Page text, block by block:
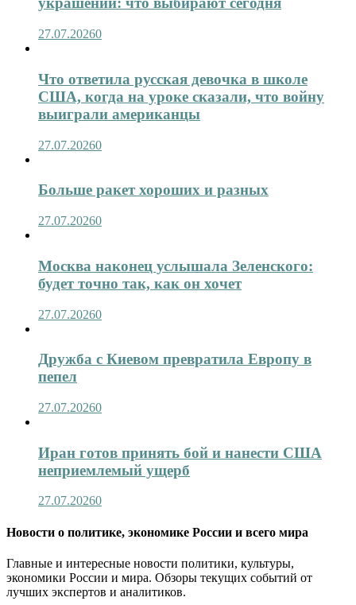
27.07.20260
Что ответила русская девочка в школе
США, когда на уроке сказали, что войну
выиграли американцы
27.07.20260
Больше ракет хороших и разных
27.07.20260
Москва наконец услышала Зеленского:
будет точно так, как он хочет
27.07.20260
Дружба с Киевом превратила Европу в
пепел
27.07.20260
Иран готов принять бой и нанести США
неприемлемый ущерб
27.07.20260
Новости о политике, экономике России и всего мира
Главные и интересные новости политики, культуры,
экономики России и мира. Обзоры текущих событий от
лучших экспертов и аналитиков.